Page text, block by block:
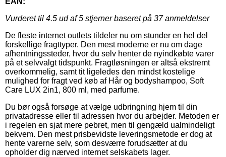
Vurderet til 4.5 ud af 5 stjerner baseret på 37anmeldelser
De fleste internet outlets tildeler nu om stunder en hel del
forskellige fragttyper. Den mest moderne er nu om dage
afhentningssteder, hvor du selv henter de nyindkøbte varer
på et selvvalgt tidspunkt. Fragtløsningen er altså ekstremt
overkommelig, samt tit ligeledes den mindst kostelige
mulighed for fragt ved køb af Hår og bodyshampoo, Soft
Care LUX 2in1, 800 ml, med parfume.
Du bør også forsøge at vælge udbringning hjem til din
privatadresse eller til adressen hvor du arbejder. Metoden er
i regelen en sjat mere pebret, men til gengæld ualmindeligt
bekvem. Den mest prisbevidste leveringsmetode er dog at
hente varerne selv, som desværre forudsætter at du
opholder dig nærved internet selskabets lager.